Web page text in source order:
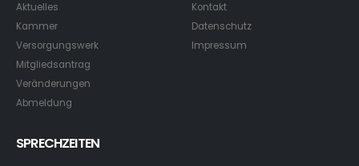
Aktuelles
Kammer
Versorgungswerk
Mitgliedsantrag
Veränderungen
Abmeldung
Kontakt
Datenschutz
Impressum
SPRECHZEITEN